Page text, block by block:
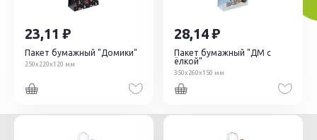
280х240х140
23,11
Пакет бумажный "Домики"
250х220х120 мм
28,14
Пакет бумажный "ДМ с
ёлкой"
350х260х150 мм